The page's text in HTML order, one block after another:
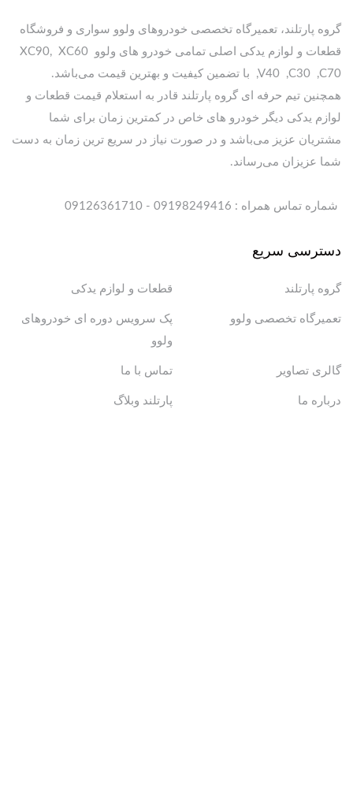
گروه پارتلند، تعمیرگاه تخصصی خودروهای ولوو سواری و فروشگاه
قطعات و لوازم یدکی اصلی تمامی خودرو های ولوو XC90, XC60
,V40 ,C30 ,C70 با تضمین کیفیت و بهترین قیمت می‌باشد.
همچنین تیم حرفه ای گروه پارتلند قادر به استعلام قیمت قطعات و
لوازم یدکی دیگر خودرو های خاص در کمترین زمان برای شما
مشتریان عزیز می‌باشد و در صورت نیاز در سریع ترین زمان به دست
شما عزیزان می‌رساند.
شماره تماس همراه : 09198249416 - 09126361710
دسترسی سریع
گروه پارتلند قطعات و لوازم یدکی
تعمیرگاه تخصصی ولوو
پک سرویس دوره ای خودروهای
ولوو
گالری تصاویر تماس با ما
درباره ما پارتلند وبلاگ